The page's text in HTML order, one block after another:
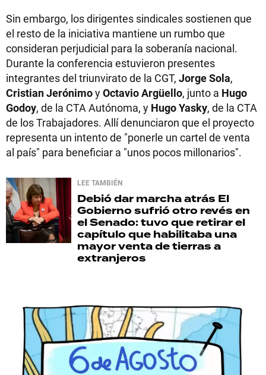
Sin embargo, los dirigentes sindicales sostienen que
el resto de la iniciativa mantiene un rumbo que
consideran perjudicial para la soberanía nacional.
Durante la conferencia estuvieron presentes
integrantes del triunvirato de la CGT, Jorge Sola,
Cristian JerónimoyOctavio Argüello, junto a Hugo
Godoy, de la CTA Autónoma, y Hugo Yasky, de la CTA
de los Trabajadores. Allí denunciaron que el proyecto
representa un intento de "ponerle un cartel de venta
al país" para beneficiar a "unos pocos millonarios".
LEE TAMBIÉN
Debió dar marcha atrás El
Gobierno sufrió otro revés en
el Senado: tuvo que retirar el
capítulo que habilitaba una
mayor venta de tierras a
extranjeros